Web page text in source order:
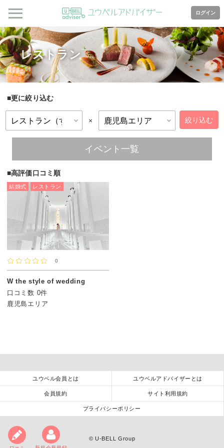
ログイン
レストラン
更に絞り込む
×
イベント一覧
高評価口コミ順
結婚式 レストラン
0
W the style of wedding
口コミ数 0件
鹿児島エリア
ユウベル会員とは ユウベルアドバイザーとは
会員規約 サイト利用規約
プライバシーポリシー
© U-BELL Group